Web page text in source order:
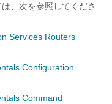
、次を参照してくださ
Services Routers
Configuration
Command